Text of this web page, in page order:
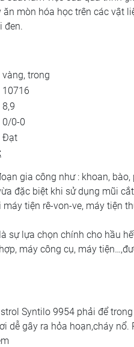
mòn hóa học trên các vật
đen.
vàng, trong
10716
8,9
0/0-0
Đạt
gia công như : khoan,
đặc biệt khi sử dụng mũi
tiện rê-von-ve, máy tiện
sự lựa chọn chính cho hầu
máy công cụ, máy
Syntilo 9954 phải để
dễ gây ra hỏa hoạn,cháy